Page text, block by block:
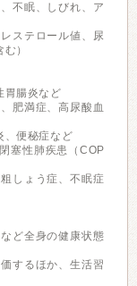
不眠、しびれ、ア
ステロール値、尿
）
胃腸炎など
肥満症、高尿酸血
、便秘症など
塞性肺疾患（COP
しょう症、不眠症
ど全身の健康状態
するほか、生活習